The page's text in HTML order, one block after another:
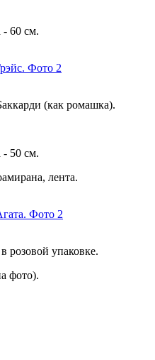
- 60 см.
(как ромашка).
- 50 см.
лента.
розовой упаковке.
фото).